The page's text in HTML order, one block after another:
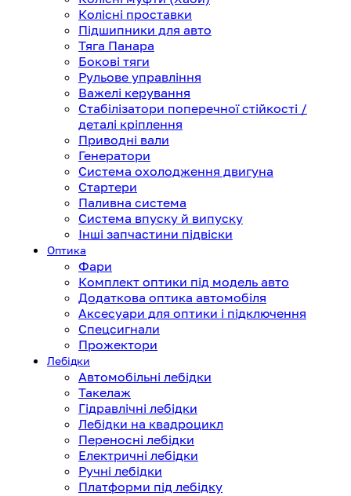
Колісні проставки
Підшипники для авто
Тяга Панара
Бокові тяги
Рульове управління
Важелі керування
Стабілізатори поперечної стійкості /
деталі кріплення
Приводні вали
Генератори
Система охолодження двигуна
Стартери
Паливна система
Система впуску й випуску
Інші запчастини підвіски
Оптика
Фари
Комплект оптики під модель авто
Додаткова оптика автомобіля
Аксесуари для оптики і підключення
Спецсигнали
Прожектори
Лебідки
Автомобільні лебідки
Такелаж
Гідравлічні лебідки
Лебідки на квадроцикл
Переносні лебідки
Електричні лебідки
Ручні лебідки
Платформи під лебідку